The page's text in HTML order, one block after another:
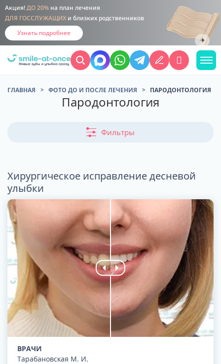
Акция! ДО 20% на план лечения
ДЛЯ ГОССЛУЖАЩИХ и близких родственников
Узнать подробнее
ГЛАВНАЯ ФОТО ДО И ПОСЛЕ ЛЕЧЕНИЯ ПАРОДОНТОЛОГИЯ
Пародонтология
Фильтры
Хирургическое исправление десневой
улыбки
ВРАЧИ
Тарабановская М. И.